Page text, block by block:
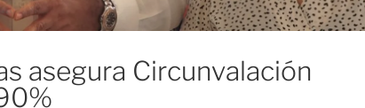
asegura Circunvalación